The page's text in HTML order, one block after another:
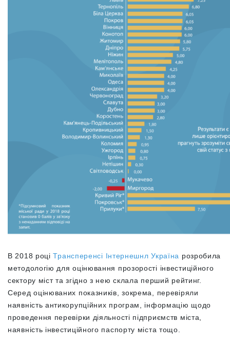
В 2018 роціТрансперенсі Інтернешнл Україна розробила
методологію для оцінювання прозорості інвестиційного
сектору міст та згідно з нею склала перший рейтинг.
Серед оцінюваних показників, зокрема, перевіряли
наявність антикорупційних програм, інформацію щодо
проведення перевірки діяльності підприємств міста,
наявність інвестиційного паспорту міста тощо.